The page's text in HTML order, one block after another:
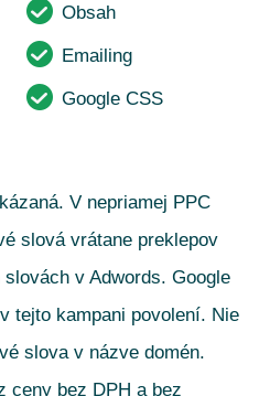
Obsah
Emailing
Google CSS
V nepriamej PPC
slová vrátane preklepov
v Adwords. Google
tejto kampani povolení. Nie
slova v názve domén.
ceny bez DPH a bez